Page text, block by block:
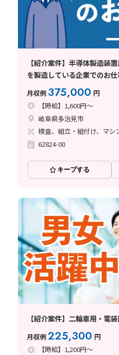
【紹介案件】半導体製造装
を製造している企業でのお
月収例 375,000 円
【時給】1,600円～
岐阜県多治見市
検査、組立・組付け、マシ
62824-00
キープする
【紹介案件】二輪車用・電
月収例225,300 円
【時給】1,200円～